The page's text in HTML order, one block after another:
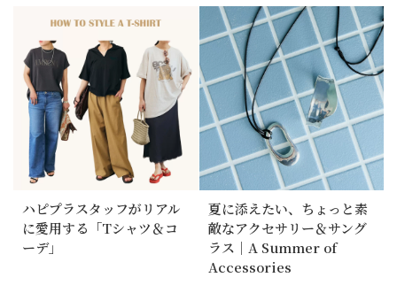
ハピプラスタッフがリアル
に愛用する「Tシャツ＆コ
ーデ」
夏に添えたい、ちょっと素
敵なアクセサリー＆サング
ラス｜A Summer of
Accessories